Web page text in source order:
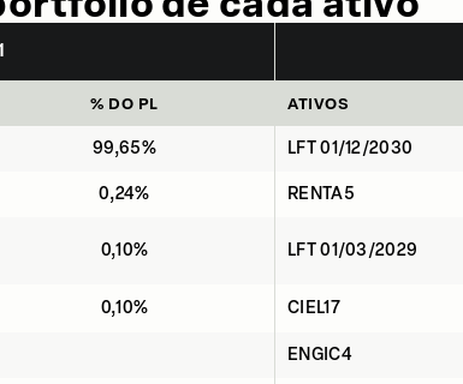
% DO PL ATIVOS
99,65% LFT 01/12/2030
0,24% RENTA5
0,10% LFT 01/03/2029
0,10% CIEL17
ENGIC4